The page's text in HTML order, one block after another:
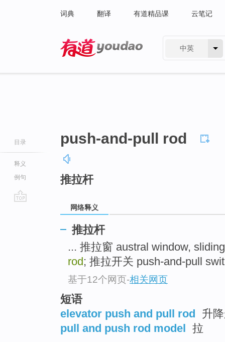
词典 翻译 有道精品课 云笔记
中英
目录
释义
例句
push-and-pull rod
推拉杆
网络释义
推拉杆
... 推拉窗 austral window,
rod ; 推拉开关 push-and-pull
基于12个网页-相关网页
短语
elevator push and pull rod 升
pull and push rod model 拉